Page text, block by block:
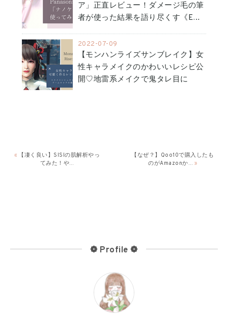
ア」正直レビュー！ダメージ毛の筆
者が使った結果を語り尽くす《E…
2022-07-09
【モンハンライズサンブレイク】女
性キャラメイクのかわいいレシピ公
開♡地雷系メイクで鬼タレ目に
«
【凄く良い】SISIの肌解析やっ
てみた！や…
【なぜ？】Qoo10で購入したも
のがAmazonか… »
❁ Profile ❁